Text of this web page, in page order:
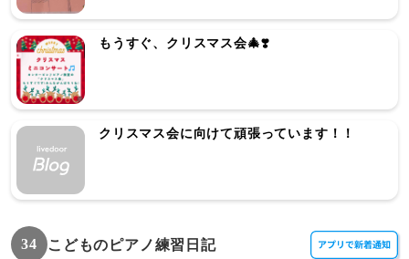
もうすぐ、クリスマス会🎄❣️
クリスマス会に向けて頑張っています！！
34 こどものピアノ練習日記